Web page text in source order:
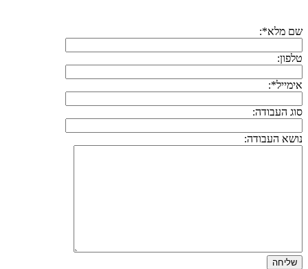
שם מלא*:
טלפון:
אימייל*:
סוג העבודה:
נושא העבודה: